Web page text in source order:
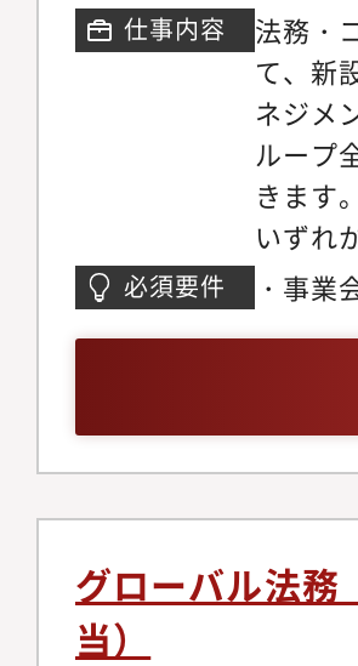
■Will/
合：約
法務支
務提携
制体制
の志
調整
3ヶ月
（契
IPO準
現法務
ビュー
スクの
仕事内容
法務・
て、新
ネジメ
ループ
きます
いずれ
スの
アル
携に
社内相
● ステ
門家）
法務・
職や、
必須要件
・事業
グローバル法務
当）